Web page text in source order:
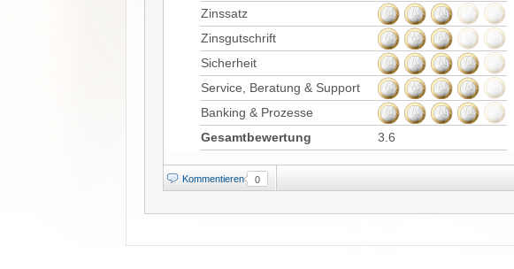
Zinssatz
Zinsgutschrift
Sicherheit
Service, Beratung & Support
Banking & Prozesse
Gesamtbewertung
3.6
Kommentieren 0